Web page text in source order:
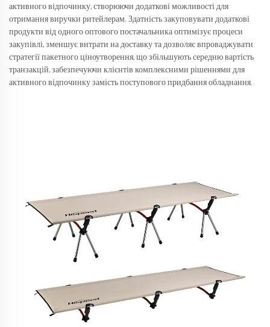
активного відпочинку, створюючи додаткові можливості для
отримання виручки ритейлерам. Здатність закуповувати додаткові
продукти від одного оптового постачальника оптимізує процеси
закупівлі, зменшує витрати на доставку та дозволяє впроваджувати
стратегії пакетного ціноутворення, що збільшують середню вартість
транзакцій, забезпечуючи клієнтів комплексними рішеннями для
активного відпочинку замість поступового придбання обладнання.